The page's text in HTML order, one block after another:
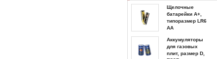
Щелочные
батарейки A+,
типоразмер LR6
AA
Аккумуляторы
для газовых
плит, размер D,